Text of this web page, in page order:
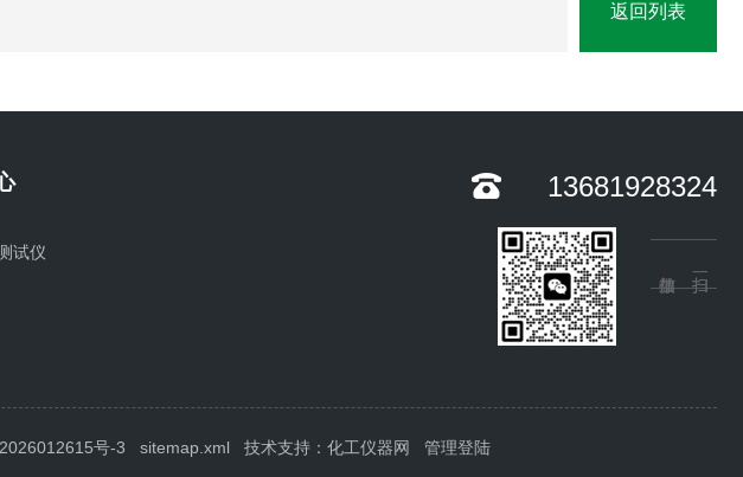
返回列表
试仪
13681928324
号-3 sitemap.xml 技术支持： 化工仪器网 管理登陆